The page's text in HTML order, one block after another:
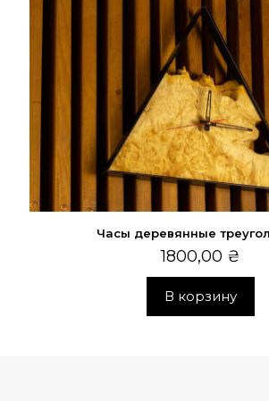
Часы деревянные
1800,00 ₴
В корзину